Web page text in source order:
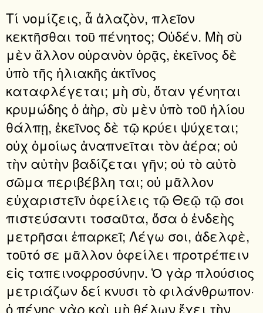
Τί νομίζεις, ἆ ἀλαζὸν, πλεῖον
κεκτῆσθαι τοῦ πένητος; Οὐδέν. Μὴ σὺ
μὲν ἄλλον οὐρανὸν ὁρᾷς, ἐκεῖνος δὲ
ὑπὸ τῆς ἡλιακῆς ἀκτῖνος
καταφλέγεται; μὴ σὺ, ὅταν γένηται
κρυμώδης ὁ ἀὴρ, σὺ μὲν ὑπὸ τοῦ ἡλίου
θάλπῃ, ἐκεῖνος δὲ τῷ κρύει ψύχεται;
οὐχ ὁμοίως ἀναπνεῖται τὸν ἀέρα; οὐ
τὴν αὐτὴν βαδίζεται γῆν; οὐ τὸ αὐτὸ
σῶμα περιβέβλη ται; οὐ μᾶλλον
εὐχαριστεῖν ὀφείλεις τῷ Θεῷ τῷ σοι
πιστεύσαντι τοσαῦτα, ὅσα ὁ ἐνδεὴς
μετρῆσαι ἐπαρκεῖ; Λέγω σοι, ἀδελφὲ,
τοῦτό σε μᾶλλον ὀφείλει προτρέπειν
εἰς ταπεινοφροσύνην. Ὁ γὰρ πλούσιος
μετριάζων δεί κνυσι τὸ φιλάνθρωπον·
ὁ πένης γὰρ καὶ μὴ θέλων ἔχει τὴν